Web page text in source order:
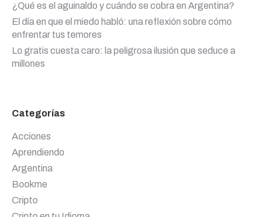
¿Qué es el aguinaldo y cuándo se cobra en Argentina?
El día en que el miedo habló: una reflexión sobre cómo
enfrentar tus temores
Lo gratis cuesta caro: la peligrosa ilusión que seduce a
millones
Categorías
Acciones
Aprendiendo
Argentina
Bookme
Cripto